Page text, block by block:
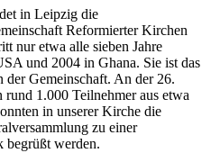
in Leipzig die
Reformierter Kirchen
nur etwa alle sieben Jahre
und 2004 in Ghana. Sie ist das
der Gemeinschaft. An der 26.
1.000 Teilnehmer aus etwa
in unserer Kirche die
zu einer
werden.